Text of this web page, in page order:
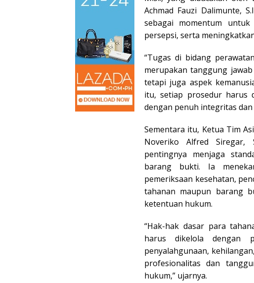
Achmad Fauzi Dalimunte,
sebagai momentum untuk
persepsi, serta
“Tugas di bidang
merupakan tanggung
tetapi juga aspek
itu, setiap prosedur harus
dengan penuh integritas
Sementara itu, Ketua Tim
Noveriko Alfred Siregar,
pentingnya menjaga
barang bukti. Ia
pemeriksaan kesehatan,
tahanan maupun barang
ketentuan hukum.
“Hak-hak dasar para
harus dikelola dengan
penyalahgunaan,
profesionalitas dan
hukum,” ujarnya.